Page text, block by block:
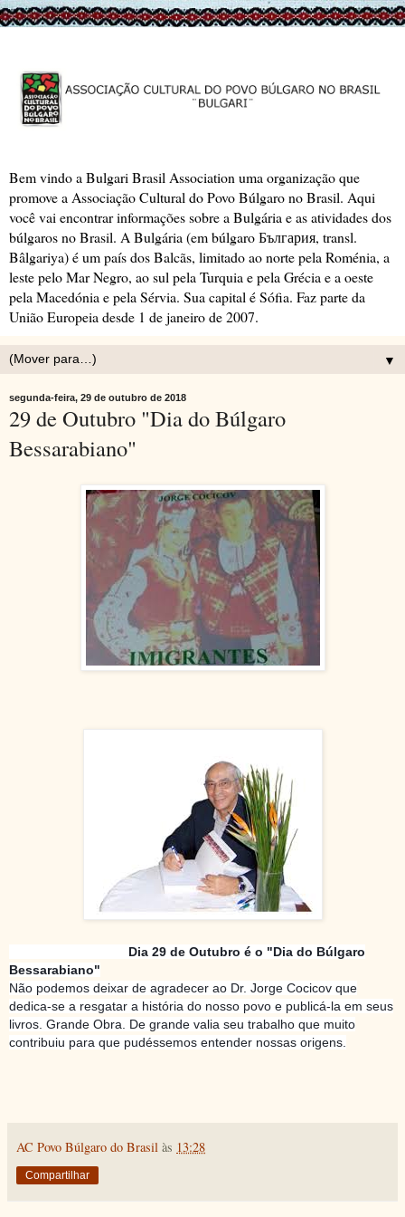
Bem vindo a Bulgari Brasil Association uma organização que
promove a Associação Cultural do Povo Búlgaro no Brasil. Aqui
você vai encontrar informações sobre a Bulgária e as atividades dos
búlgaros no Brasil. A Bulgária (em búlgaro България, transl.
Bâlgariya) é um país dos Balcãs, limitado ao norte pela Roménia, a
leste pelo Mar Negro, ao sul pela Turquia e pela Grécia e a oeste
pela Macedónia e pela Sérvia. Sua capital é Sófia. Faz parte da
União Europeia desde 1 de janeiro de 2007.
▼
segunda-feira, 29 de outubro de 2018
29 de Outubro "Dia do Búlgaro
Bessarabiano"
Dia 29 de Outubro é o "Dia do Búlgaro
Bessarabiano"
Não podemos deixar de agradecer ao Dr. Jorge Cocicov que
dedica-se a resgatar a história do nosso povo e publicá-la em seus
livros. Grande Obra. De grande valia seu trabalho que muito
contribuiu para que pudéssemos entender nossas origens.
AC Povo Búlgaro do Brasil às 13:28
Compartilhar